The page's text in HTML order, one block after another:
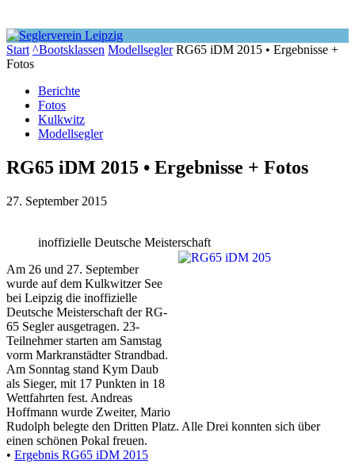
Start ^Bootsklassen Modellsegler RG65 iDM 2015 • Ergebnisse +
Fotos
Berichte
Fotos
Kulkwitz
Modellsegler
RG65 iDM 2015 • Ergebnisse + Fotos
27. September 2015
inoffizielle Deutsche Meisterschaft
Am 26 und 27. September
wurde auf dem Kulkwitzer See
bei Leipzig die inoffizielle
Deutsche Meisterschaft der RG-
65 Segler ausgetragen. 23­
Teilnehmer starten am Samstag
vorm Markranstädter Strandbad.
Am Sonntag stand Kym Daub
als Sieger, mit 17 Punkten in 18
Wettfahrten fest. Andreas
Hoffmann wurde Zweiter, Mario
Rudolph belegte den Dritten Platz. Alle Drei konnten sich über
einen schönen Pokal freuen.
• Ergebnis RG65 iDM 2015